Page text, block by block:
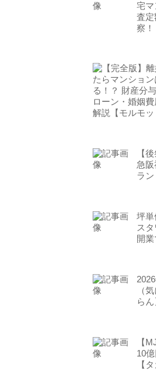
宅マ
査定
察！
【
急阪
ラン
坪単
ス
開
（
らん
【
10
【